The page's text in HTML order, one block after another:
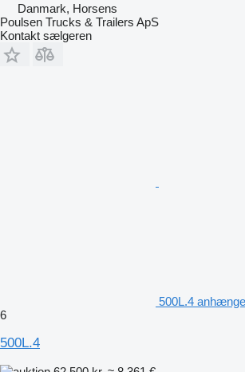
Danmark, Horsens
Poulsen Trucks & Trailers ApS
Kontakt sælgeren
500L.4
6
500L.4